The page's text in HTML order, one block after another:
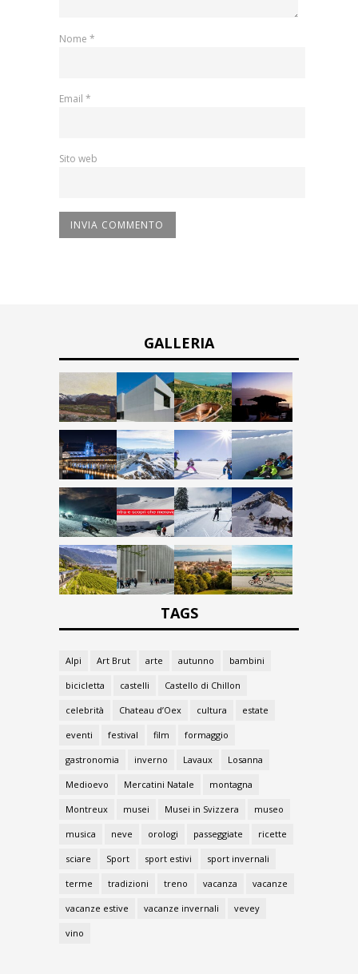
Nome *
Email *
Sito web
GALLERIA
TAGS
Alpi Art Brut arte autunno bambini
bicicletta castelli Castello di Chillon
celebrità Chateau d’Oex cultura estate
eventi festival film formaggio
gastronomia inverno Lavaux Losanna
Medioevo Mercatini Natale montagna
Montreux musei Musei in Svizzera museo
musica neve orologi passeggiate ricette
sciare Sport sport estivi sport invernali
terme tradizioni treno vacanza vacanze
vacanze estive vacanze invernali vevey
vino